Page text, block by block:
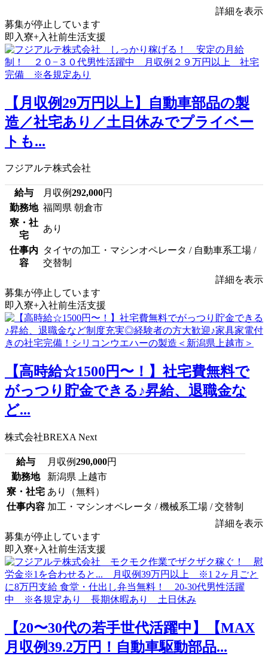
詳細を表示
募集が停止しています
即入寮+入社前生活支援
【月収例29万円以上】自動車部品の製
造／社宅あり／土日休みでプライベー
トも...
フジアルテ株式会社
給与 月収例292,000円
勤務地 福岡県 朝倉市
寮・社
宅
あり
仕事内
容
タイヤの加工・マシンオペレータ / 自動車系工場 /
交替制
詳細を表示
募集が停止しています
即入寮+入社前生活支援
【高時給☆1500円〜！】社宅費無料で
がっつり貯金できる♪昇給、退職金な
ど...
株式会社BREXA Next
給与 月収例290,000円
勤務地
新潟県 上越市
寮・社宅 あり（無料）
仕事内容 加工・マシンオペレータ / 機械系工場 / 交替制
詳細を表示
募集が停止しています
即入寮+入社前生活支援
【20〜30代の若手世代活躍中】【MAX
月収例39.2万円！自動車駆動部品...